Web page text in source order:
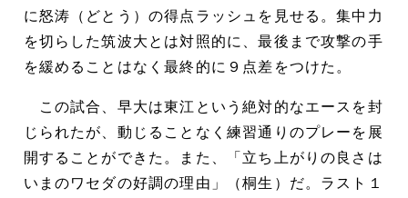
に怒涛（どとう）の得点ラッシュを見せる。集中力
を切らした筑波大とは対照的に、最後まで攻撃の手
を緩めることはなく最終的に９点差をつけた。
この試合、早大は東江という絶対的なエースを封
じられたが、動じることなく練習通りのプレーを展
開することができた。また、「立ち上がりの良さは
いまのワセダの好調の理由」（桐生）だ。ラスト１